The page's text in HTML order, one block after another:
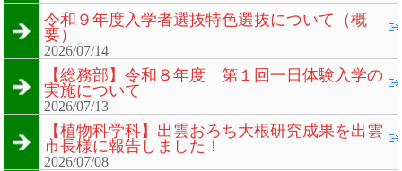
令和９年度入学者選抜特色選抜について（概
要）
2026/07/14
【総務部】令和８年度 第１回一日体験入学の
実施について
2026/07/13
【植物科学科】出雲おろち大根研究成果を出雲
市長様に報告しました！
2026/07/08